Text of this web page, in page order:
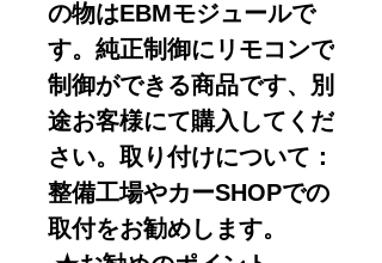
の物はEBMモジュールで
す。純正制御にリモコンで
制御ができる商品です、別
途お客様にて購入してくだ
さい。取り付けについて：
整備工場やカーSHOPでの
取付をお勧めします。